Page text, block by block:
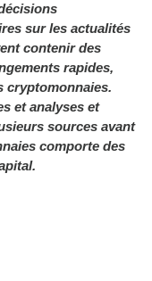
sur les actualités
contenir des
rapides,
cryptomonnaies.
et analyses et
sources avant
comporte des